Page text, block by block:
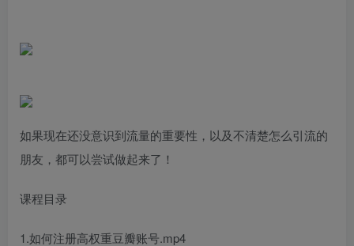
如果现在还没意识到流量的重要性，以及不清楚怎么引流的
朋友，都可以尝试做起来了！
课程目录
1.如何注册高权重豆瓣账号.mp4